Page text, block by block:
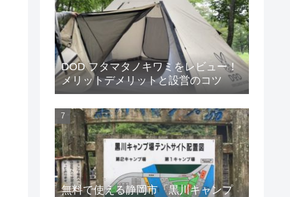
DOD フタマタノキワミをレビュー！
メリットデメリットと設営のコツ
無料で使える静岡市「黒川キャンプ